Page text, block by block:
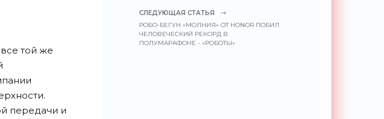
той же
передачи и
СЛЕДУЮЩАЯ СТАТЬЯ
РОБО-БЕГУН «МОЛНИЯ» ОТ HONOR ПОБИЛ
ЧЕЛОВЕЧЕСКИЙ РЕКОРД В
ПОЛУМАРАФОНЕ - «РОБОТЫ»